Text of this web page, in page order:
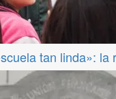
tan linda»: